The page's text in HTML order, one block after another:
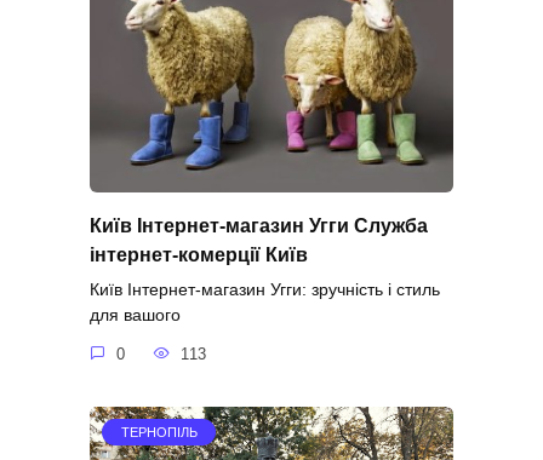
Київ Інтернет-магазин Угги Служба
інтернет-комерції Київ
Київ Інтернет-магазин Угги: зручність і стиль
для вашого
0 113
ТЕРНОПІЛЬ